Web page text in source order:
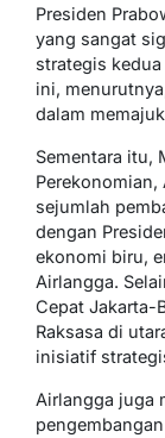
Presiden
yang sangat
strategis
ini,
dalam
Sementara itu,
Perekonomian,
sejumlah
dengan
ekonomi biru,
Airlangga.
Cepat Jakarta-
Raksasa di
inisiatif
Airlangga juga
pengembangan